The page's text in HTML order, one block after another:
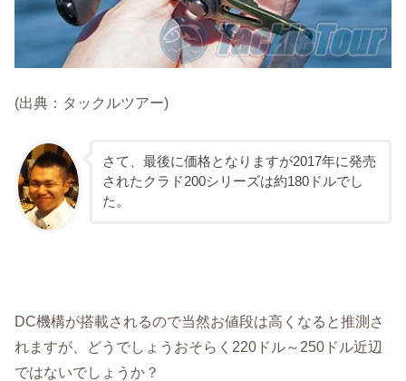
(出典：タックルツアー)
さて、最後に価格となりますが2017年に発売
されたクラド200シリーズは約180ドルでし
た。
DC機構が搭載されるので当然お値段は高くなると推測さ
れますが、どうでしょうおそらく220ドル～250ドル近辺
ではないでしょうか？